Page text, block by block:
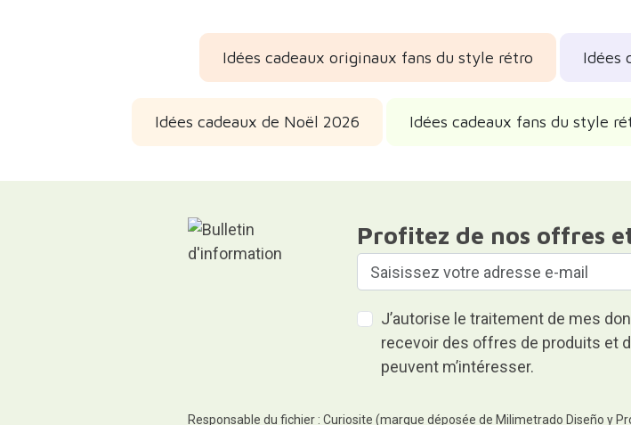
Idées cadeaux originaux fans du style rétro Idées
Idées cadeaux de Noël 2026 Idées cadeaux fans du style
Profitez de nos offres
J’autorise le traitement de mes
recevoir des offres de produits et
peuvent m’intéresser.
Responsable du fichier : Curiosite (marque déposée de Milimetrado Diseño y